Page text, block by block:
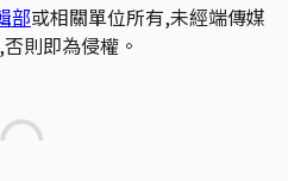
部或相關單位所有,未經端傳媒
則即為侵權。